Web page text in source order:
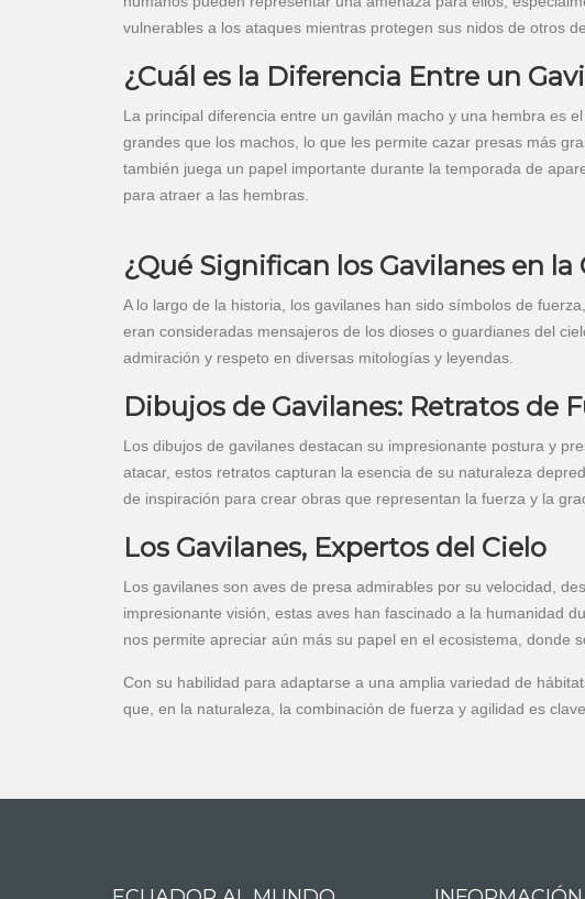
vulnerables a los ataques mientras protegen sus nidos de otros
¿Cuál es la Diferencia Entre un
La principal diferencia entre un gavilán macho y una hembra es
grandes que los machos, lo que les permite cazar presas más
también juega un papel importante durante la temporada de
para atraer a las hembras.
¿Qué Significan los Gavilanes en la
A lo largo de la historia, los gavilanes han sido símbolos de
eran consideradas mensajeros de los dioses o guardianes del
admiración y respeto en diversas mitologías y leyendas.
Dibujos de Gavilanes: Retratos de
Los dibujos de gavilanes destacan su impresionante postura y
atacar, estos retratos capturan la esencia de su naturaleza
de inspiración para crear obras que representan la fuerza y la
Los Gavilanes, Expertos del Cielo
Los gavilanes son aves de presa admirables por su velocidad,
impresionante visión, estas aves han fascinado a la humanidad
nos permite apreciar aún más su papel en el ecosistema, donde
Con su habilidad para adaptarse a una amplia variedad de
que, en la naturaleza, la combinación de fuerza y agilidad es